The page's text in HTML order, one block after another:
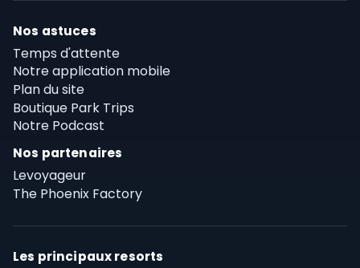
Nos astuces
Temps d'attente
Notre application mobile
Plan du site
Boutique Park Trips
Notre Podcast
Nos partenaires
Levoyageur
The Phoenix Factory
Les principaux resorts